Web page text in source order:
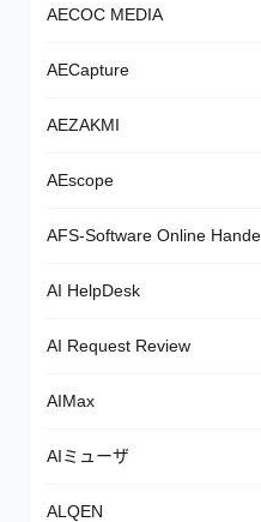
AECOC MEDIA
AECapture
AEZAKMI
AEscope
AFS-Software Online
AI HelpDesk
AI Request Review
AIMax
AIミューザ
ALQEN